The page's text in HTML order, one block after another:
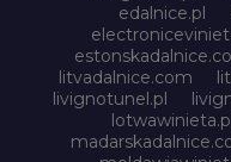
edalnice.pl
litvadalnice.com
livignotunel.pl